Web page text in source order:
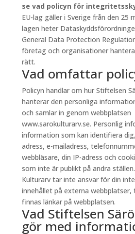
se vad policyn för
EU-lag gäller i Sverige från den 25
lagen heter
General Data Protection
företag och organisationer
rätt.
Vad omfattar
Policyn handlar om hur Stiftelsen
hanterar den personliga
och samlar in genom webbplatsen
www.sarokulturarv.se. Personlig
information som kan identifiera
adress, e-mailadress,
webbläsare, din IP-adress och
som inte är publikt på andra
Kulturarv tar inte ansvar för din
innehållet på externa webbplatser,
finnas länkar på webbplatsen.
Vad Stiftelsen
gör med